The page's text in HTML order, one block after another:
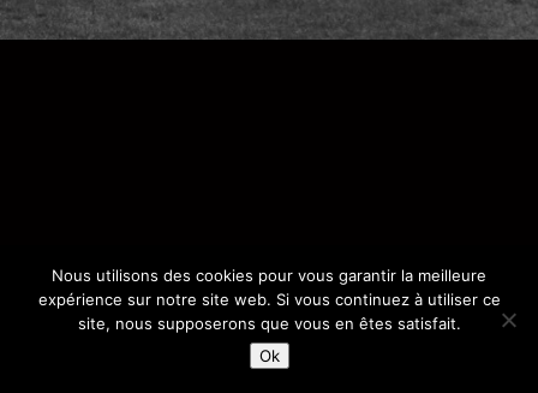
Nous utilisons des cookies pour vous garantir la meilleure
expérience sur notre site web. Si vous continuez à utiliser ce
site, nous supposerons que vous en êtes satisfait.
Ok